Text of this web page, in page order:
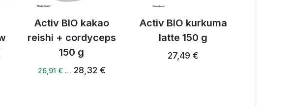
Activ BIO kakao
reishi + cordyceps
150 g
26,91 € … 28,32 €
Activ BIO kurkuma
latte 150 g
27,49 €